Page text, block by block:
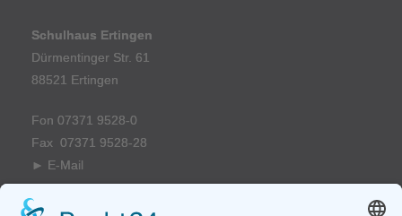
Schulhaus Ertingen
Dürmentinger Str. 61
88521 Ertingen
Fon 07371 9528-0
Fax 07371 9528-28
► E-Mail